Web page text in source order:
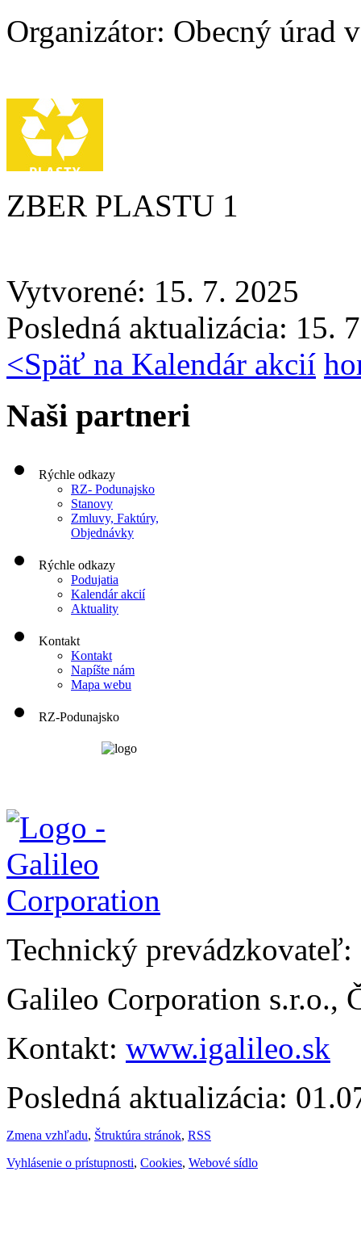
Organizátor: Obecný úrad
ZBER PLASTU 1
Vytvorené: 15. 7. 2025
Posledná aktualizácia: 15.
<Späť na Kalendár akcií
Naši partneri
Rýchle odkazy
RZ- Podunajsko
Stanovy
Zmluvy, Faktúry,
Objednávky
Rýchle odkazy
Podujatia
Kalendár akcií
Aktuality
Kontakt
Kontakt
Napíšte nám
Mapa webu
RZ-Podunajsko
Technický prevádzkovateľ:
Galileo Corporation s.r.o.,
Kontakt: www.igalileo.sk
Posledná aktualizácia:
Zmena vzhľadu, Štruktúra stránok, RSS
Vyhlásenie o prístupnosti, Cookies, Webové sídlo